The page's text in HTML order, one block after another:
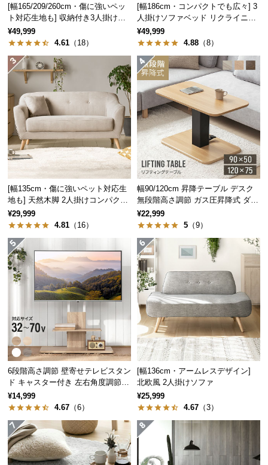
中
型
商
品
の
配
に
つ
い
て
型
商
品
の
配
送
に
つ
開
梱
設
置
サ
ー
ビ
ス
に
つ
色移りしにくいシリコン素材
ゴム製とは違い、色移りしにくいシリコン素材なの
で、床面が汚れる心配がありません。
大型ソファも安心して使える
推奨されるソファの重量は200㎏以下。重さのあるカ
ウチタイプのソファでも問題なく使用できます。
[幅165/209/260cm・傷に強いペッ
ト対応生地も] 収納付き3人掛け多
機能ソファ
¥49,999
4.61 （18）
[幅186cm・コンパクトでも広々] 3
人掛けソファベッド リクライニン
グ 天然木フレーム 北欧
¥49,999
4.88 （8）
[幅135cm・傷に強いペット対応生
地も] 天然木脚 2人掛けコンパクト
ソファ 北欧風
¥29,999
4.81 （16）
幅90/120cm 昇降テーブル デスク
無段階高さ調節 ガス圧昇降式 ダイ
ニング 高さ55~70cm
¥22,999
5 （9）
6段階高さ調節 壁寄せテレビスタン
ド キャスター付き 左右角度調節機
能
¥14,999
4.67 （6）
[幅136cm・アームレスデザイン]
北欧風 2人掛けソファ
¥25,999
4.67 （3）